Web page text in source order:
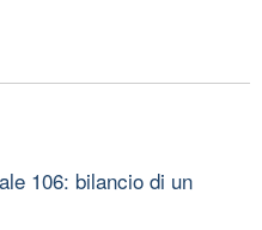
106: bilancio di un